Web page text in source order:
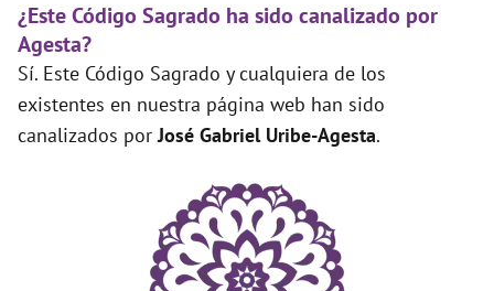
¿Este Código Sagrado ha sido canalizado por
Agesta?
Sí. Este Código Sagrado y cualquiera de los
existentes en nuestra página web han sido
canalizados porJosé Gabriel Uribe-Agesta.